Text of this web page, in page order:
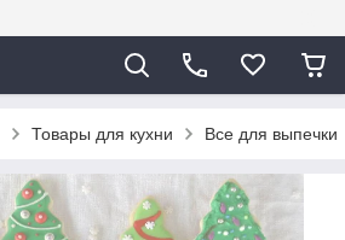
Товары для кухни Все для выпечки